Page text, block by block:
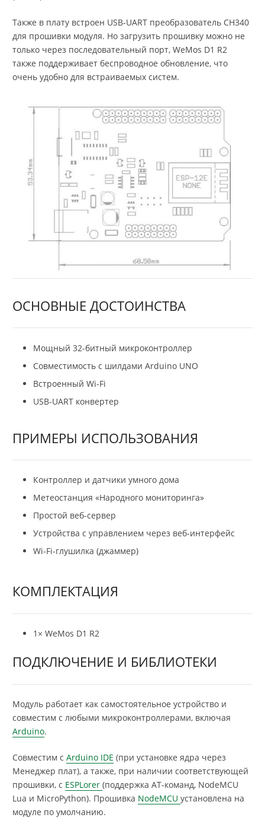
Также в плату встроен USB-UART преобразователь CH340
для прошивки модуля. Но загрузить прошивку можно не
только через последовательный порт, WeMos D1 R2
также поддерживает беспроводное обновление, что
очень удобно для встраиваемых систем.
ОСНОВНЫЕ ДОСТОИНСТВА
Мощный 32-битный микроконтроллер
Совместимость с шилдами Arduino UNO
Встроенный Wi-Fi
USB-UART конвертер
ПРИМЕРЫ ИСПОЛЬЗОВАНИЯ
Контроллер и датчики умного дома
Метеостанция «Народного мониторинга»
Простой веб-сервер
Устройства с управлением через веб-интерфейс
Wi-Fi-глушилка (джаммер)
КОМПЛЕКТАЦИЯ
1× WeMos D1 R2
ПОДКЛЮЧЕНИЕ И БИБЛИОТЕКИ
Модуль работает как самостоятельное устройство и
совместим с любыми микроконтроллерами, включая
Arduino.
Совместим с Arduino IDE (при установке ядра через
Менеджер плат), а также, при наличии соответствующей
прошивки, с ESPLorer (поддержка AT-команд, NodeMCU
Lua и MicroPython). Прошивка NodeMCU установлена на
модуле по умолчанию.